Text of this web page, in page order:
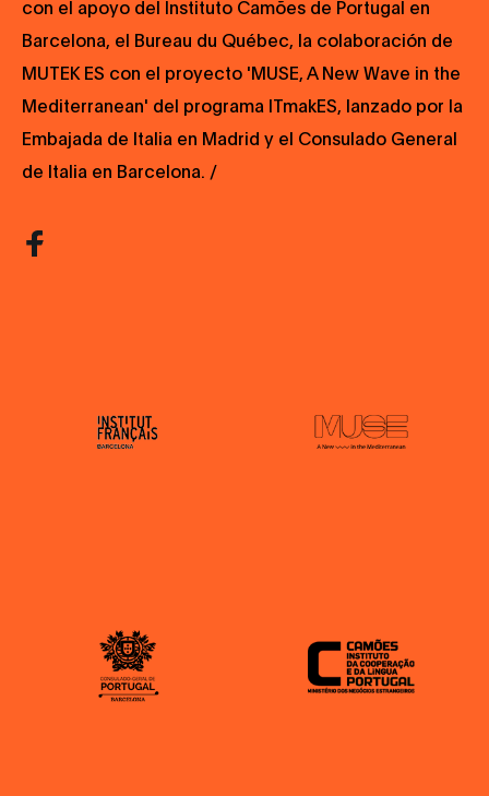
con el apoyo del Instituto Camões de Portugal en
Barcelona, el Bureau du Québec, la colaboración de
MUTEK ES con el proyecto 'MUSE, A New Wave in the
Mediterranean' del programa ITmakES, lanzado por la
Embajada de Italia en Madrid y el Consulado General
de Italia en Barcelona. /